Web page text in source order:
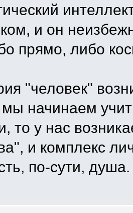
и он
прямо, либо
"человек"
начинаем
то у нас
и комплекс
по-сути, душа.